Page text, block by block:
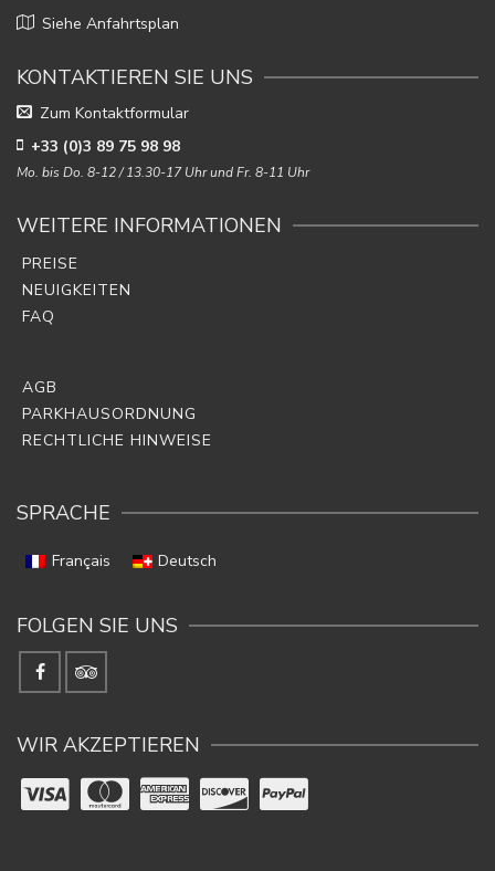
Siehe Anfahrtsplan
KONTAKTIEREN SIE UNS
Zum Kontaktformular
+33 (0)3 89 75 98 98
Mo. bis Do. 8-12 / 13.30-17 Uhr und Fr. 8-11 Uhr
WEITERE INFORMATIONEN
PREISE
NEUIGKEITEN
FAQ
AGB
PARKHAUSORDNUNG
RECHTLICHE HINWEISE
SPRACHE
Français Deutsch
FOLGEN SIE UNS
WIR AKZEPTIEREN